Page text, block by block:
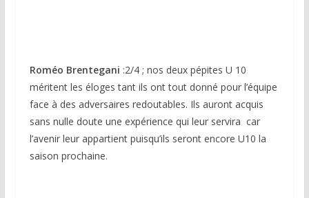
Roméo Brentegani :2/4 ; nos deux pépites U 10
méritent les éloges tant ils ont tout donné pour l’équipe
face à des adversaires redoutables. Ils auront acquis
sans nulle doute une expérience qui leur servira car
l’avenir leur appartient puisqu’ils seront encore U10 la
saison prochaine.